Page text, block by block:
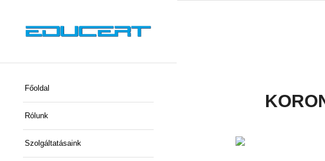
Főoldal
Rólunk
Szolgáltatásaink